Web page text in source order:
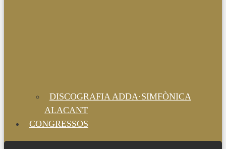
DISCOGRAFIA ADDA·SIMFÒNICA
ALACANT
CONGRESSOS